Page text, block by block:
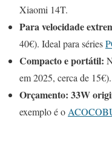
Xiaomi 14T.
Para velocidade
40€). Ideal para séries
Compacto e portátil:
em 2025, cerca de 15€).
Orçamento: 33W
exemplo é o